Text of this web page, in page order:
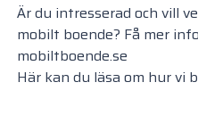
Är du intresserad och vill
mobilt boende? Få mer
mobiltboende.se
Här kan du läsa om hur vi